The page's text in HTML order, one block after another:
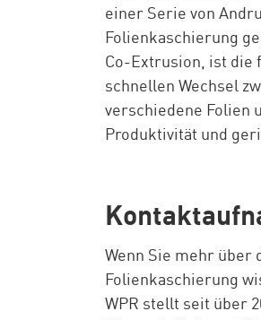
einer Serie von
Folienkaschierung
Co-Extrusion, ist die
schnellen Wechsel
verschiedene Folien
Produktivität und
Wenn Sie mehr über
Folienkaschierung
WPR stellt seit über